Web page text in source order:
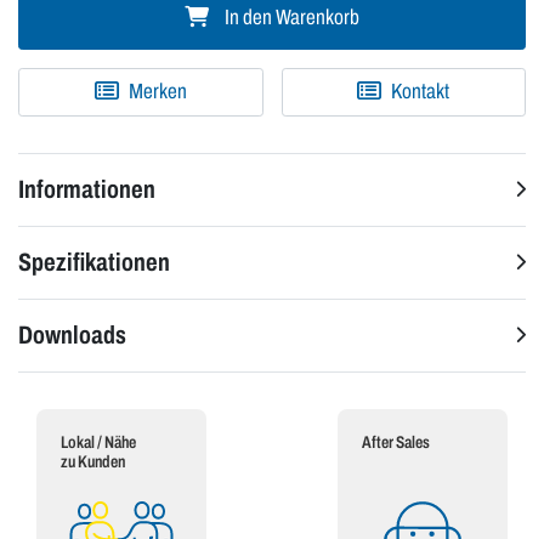
In den Warenkorb
Merken Kontakt
Informationen
Spezifikationen
Downloads
Lokal / Nähe
zu Kunden
After Sales